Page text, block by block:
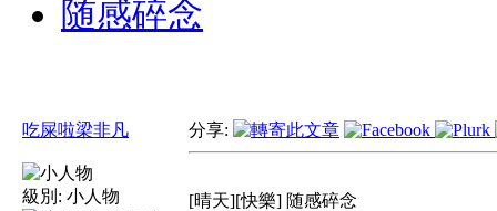
随感碎念
吃屎啦梁非凡
級別: 小人物
分享:
[晴天][快樂] 随感碎念